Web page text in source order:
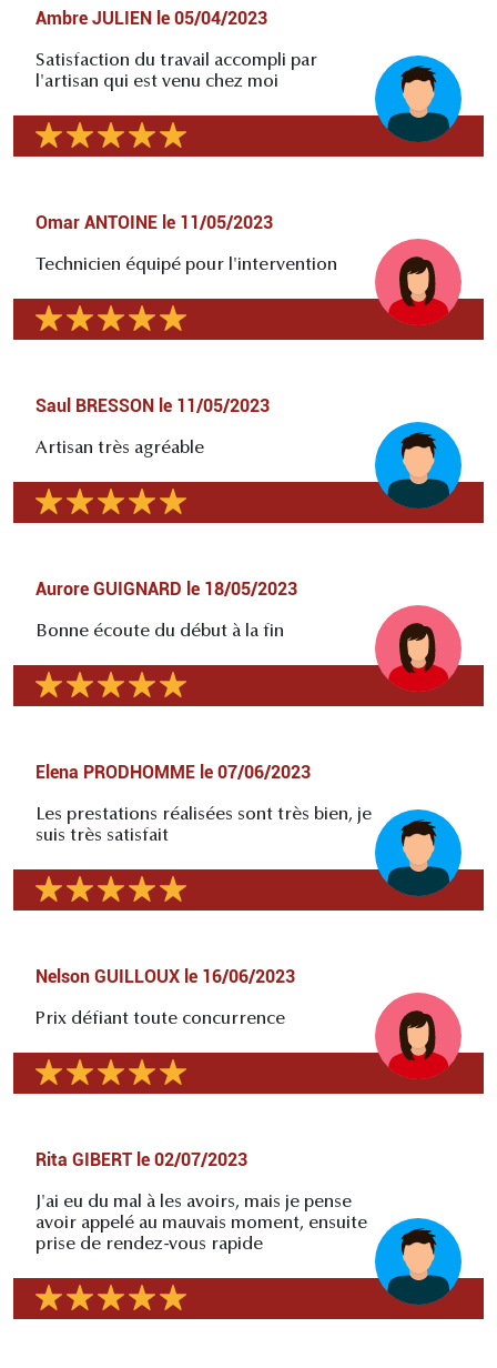
Ambre JULIEN le 05/04/2023
Satisfaction du travail accompli par
l'artisan qui est venu chez moi
Omar ANTOINE le 11/05/2023
Technicien équipé pour l'intervention
Saul BRESSON le 11/05/2023
Artisan très agréable
Aurore GUIGNARD le 18/05/2023
Bonne écoute du début à la fin
Elena PRODHOMME le 07/06/2023
Les prestations réalisées sont très bien, je
suis très satisfait
Nelson GUILLOUX le 16/06/2023
Prix défiant toute concurrence
Rita GIBERT le 02/07/2023
J'ai eu du mal à les avoirs, mais je pense
avoir appelé au mauvais moment, ensuite
prise de rendez-vous rapide